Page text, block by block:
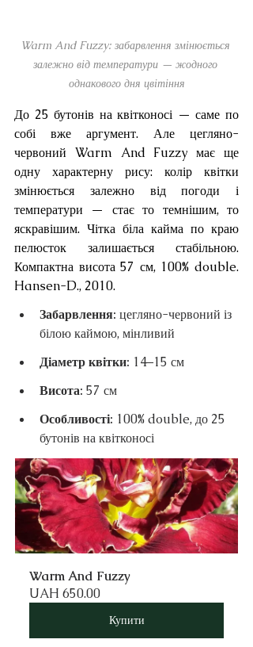
Warm And Fuzzy: забарвлення змінюється
залежно від температури — жодного
однакового дня цвітіння
До 25 бутонів на квітконосі — саме по
собі вже аргумент. Але цегляно-
червоний Warm And Fuzzy має ще
одну характерну рису: колір квітки
змінюється залежно від погоди і
температури — стає то темнішим, то
яскравішим. Чітка біла кайма по краю
пелюсток залишається стабільною.
Компактна висота 57 см, 100% double.
Hansen-D., 2010.
Забарвлення: цегляно-червоний із
білою каймою, мінливий
Діаметр квітки: 14–15 см
Висота: 57 см
Особливості: 100% double, до 25
бутонів на квітконосі
Warm And Fuzzy
UAH 650.00
Купити